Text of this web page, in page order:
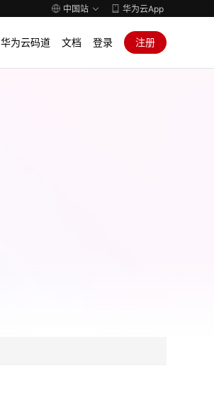
中国站 华为云App
华为云码道 文档 登录 注册